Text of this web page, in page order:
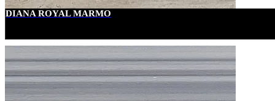
DIANA ROYAL MARMO